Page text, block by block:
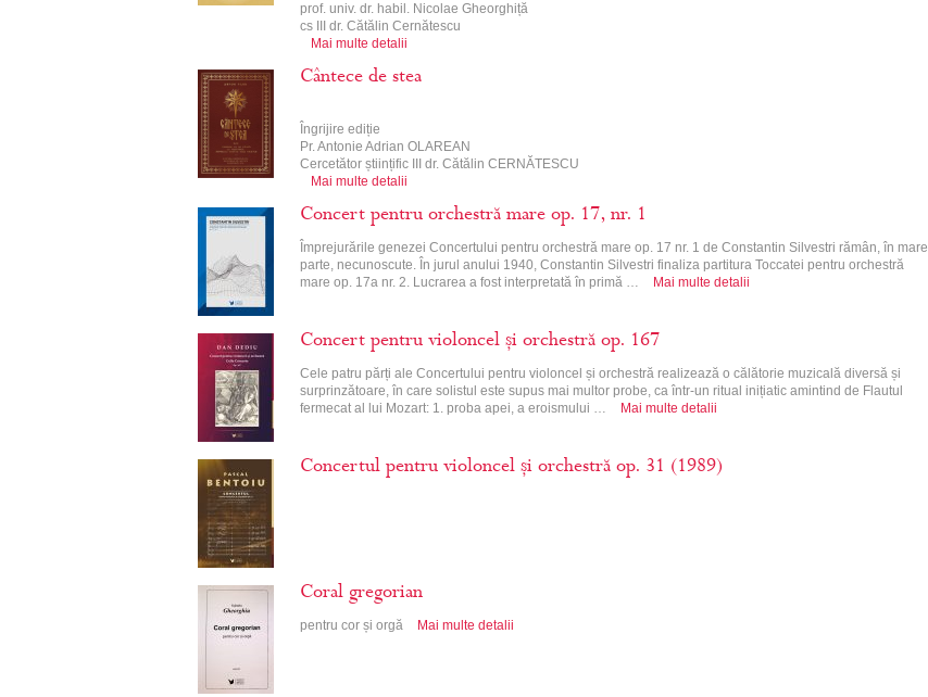
prof. univ. dr. habil. Nicolae Gheorghiță
cs III dr. Cătălin Cernătescu
Mai multe detalii
Cântece de stea
Îngrijire ediție
Pr. Antonie Adrian OLAREAN
Cercetător științific III dr. Cătălin CERNĂTESCU
Mai multe detalii
Concert pentru orchestră mare op. 17, nr. 1
Împrejurările genezei Concertului pentru orchestră mare op. 17 nr. 1 de Constantin Silvestri rămân, în mare
parte, necunoscute. În jurul anului 1940, Constantin Silvestri finaliza partitura Toccatei pentru orchestră
mare op. 17a nr. 2. Lucrarea a fost interpretată în primă …
Mai multe detalii
Concert pentru violoncel și orchestră op. 167
Cele patru părți ale Concertului pentru violoncel și orchestră realizează o călătorie muzicală diversă și
surprinzătoare, în care solistul este supus mai multor probe, ca într-un ritual inițiatic amintind de Flautul
fermecat al lui Mozart: 1. proba apei, a eroismului …
Mai multe detalii
Concertul pentru violoncel și orchestră op. 31 (1989)
Coral gregorian
pentru cor și orgă Mai multe detalii